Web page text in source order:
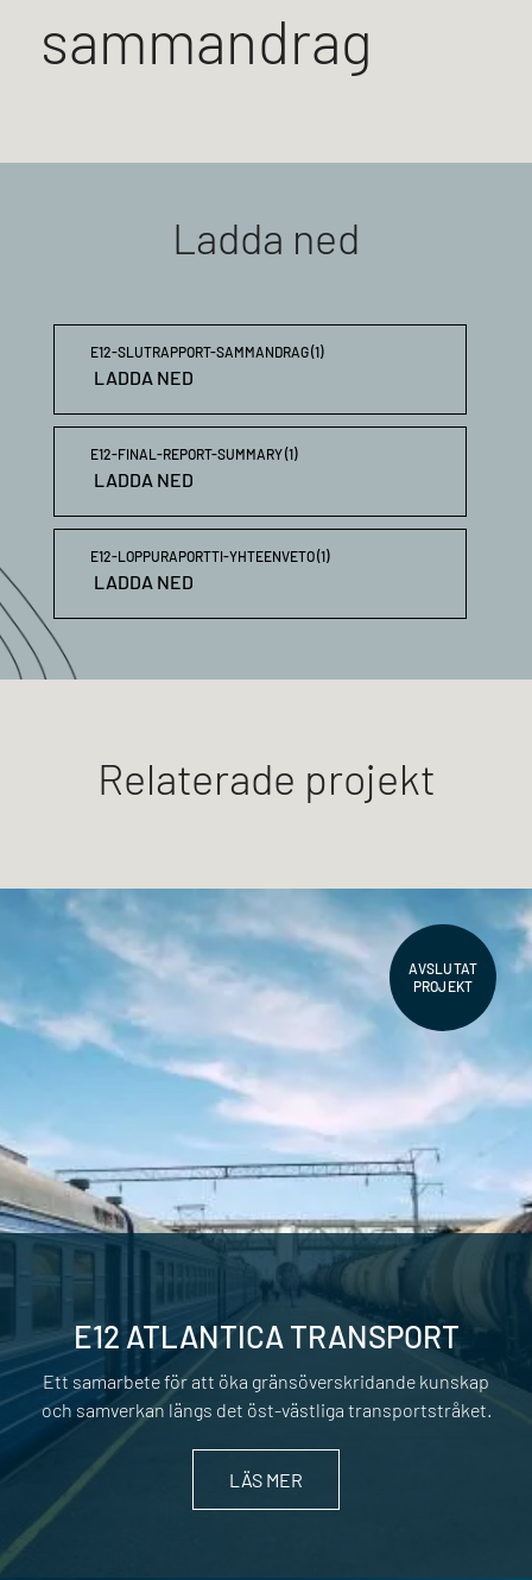
sammandrag
Ladda ned
E12-SLUTRAPPORT-SAMMANDRAG (1)
LADDA NED
E12-FINAL-REPORT-SUMMARY (1)
LADDA NED
E12-LOPPURAPORTTI-YHTEENVETO (1)
LADDA NED
Relaterade projekt
AVSLUTAT
PROJEKT
E12 ATLANTICA TRANSPORT
Ett samarbete för att öka gränsöverskridande kunskap
och samverkan längs det öst-västliga transportstråket.
LÄS MER